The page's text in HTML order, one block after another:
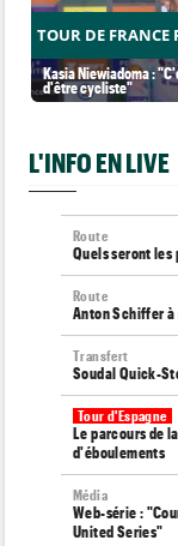
TOUR DE FRANCE
Kasia Niewiadoma :
d'être cycliste"
L'INFO EN LIVE
Route
Quels seront les
Route
Anton Schiffer
Transfert
Soudal Quick-
Tour d'Espagne
Le parcours de
d'éboulements
Média
Web-série :
United Series"